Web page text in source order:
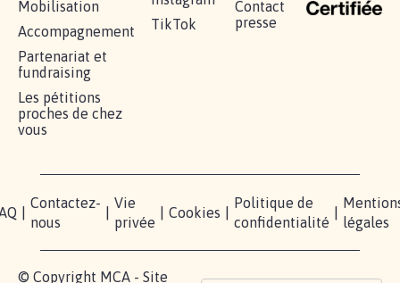
Mobilisation
Accompagnement
Partenariat et
fundraising
Les pétitions
proches de chez
vous
TikTok
Contact
presse
Contactez-
nous
Vie
privée
Cookies
Politique de
confidentialité
légales
© Copyright MCA - Site